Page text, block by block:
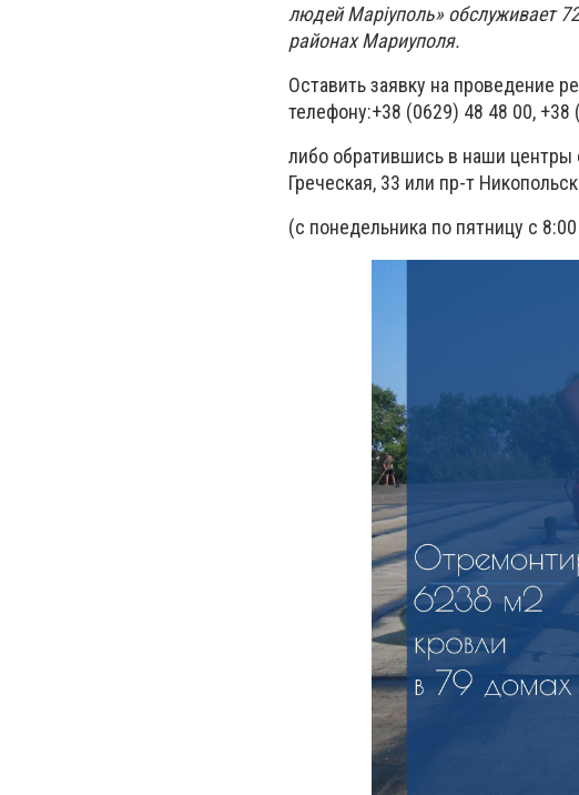
людей Маріуполь» обслуживает
районах Мариуполя.
Оставить заявку на проведение
телефону:+38 (0629) 48 48 00, +38
либо обратившись в наши центры
Греческая, 33 или пр-т
(с понедельника по пятницу с